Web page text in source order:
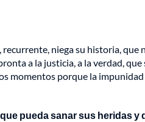
niega su historia, que
a la justicia, a la verdad,
momentos porque la impunidad
pueda sanar sus heridas y